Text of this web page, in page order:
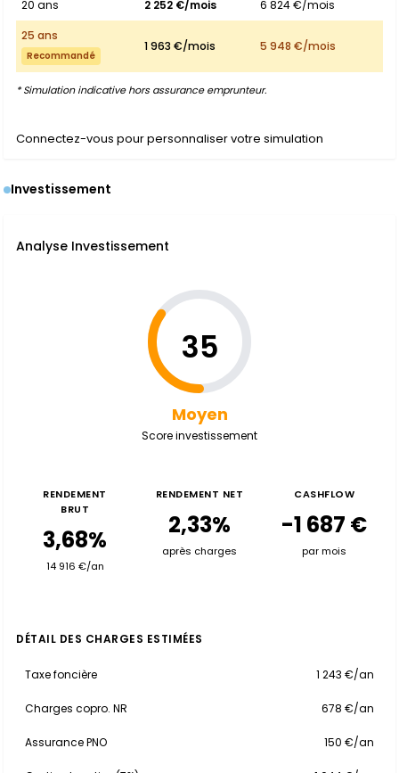
20 ans 2 252 €/mois
6 824 €/mois
25 ans
Recommandé
1 963 €/mois 5 948 €/mois
* Simulation indicative hors assurance emprunteur.
Connectez-vous pour personnaliser votre simulation
Investissement
Analyse Investissement
35
Moyen
Score investissement
RENDEMENT
BRUT
3,68%
14 916 €/an
RENDEMENT NET
2,33%
après charges
CASHFLOW
-1 687 €
par mois
DÉTAIL DES CHARGES ESTIMÉES
Taxe foncière 1 243 €/an
Charges copro. NR 678 €/an
Assurance PNO 150 €/an